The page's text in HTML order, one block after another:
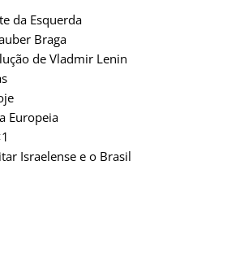
da Esquerda
Braga
de Vladmir Lenin
Europeia
Israelense e o Brasil